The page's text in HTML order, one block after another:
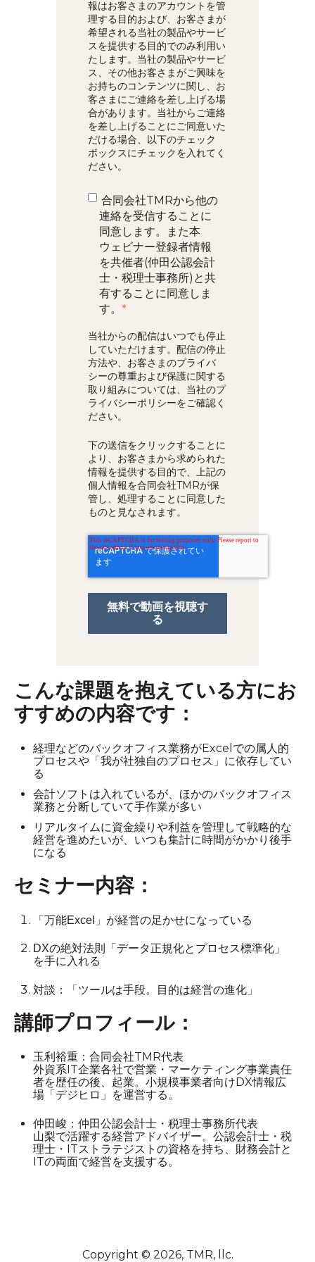
報はお客さまのアカウントを管
理する目的および、お客さまが
希望される当社の製品やサービ
スを提供する目的でのみ利用い
たします。当社の製品やサービ
ス、その他お客さまがご興味を
お持ちのコンテンツに関し、お
客さまにご連絡を差し上げる場
合があります。当社からご連絡
を差し上げることにご同意いた
だける場合、以下のチェック
ボックスにチェックを入れてく
ださい。
合同会社TMRから他の
連絡を受信することに
同意します。また本
ウェビナー登録者情報
を共催者(仲田公認会計
士・税理士事務所)と共
有することに同意しま
す。 *
当社からの配信はいつでも停止
していただけます。配信の停止
方法や、お客さまのプライバ
シーの尊重および保護に関する
取り組みについては、当社のプ
ライバシーポリシーをご確認く
ださい。
下の送信をクリックすることに
より、お客さまから求められた
情報を提供する目的で、上記の
個人情報を合同会社TMRが保
管し、処理することに同意した
ものと見なされます。
こんな課題を抱えている方にお
すすめの内容です：
経理などのバックオフィス業務がExcelでの属人的
プロセスや「我が社独自のプロセス」に依存してい
る
会計ソフトは入れているが、ほかのバックオフィス
業務と分断していて手作業が多い
リアルタイムに資金繰りや利益を管理して戦略的な
経営を進めたいが、いつも集計に時間がかかり後手
になる
セミナー内容：
「万能Excel」が経営の足かせになっている
DXの絶対法則「データ正規化とプロセス標準化」
を手に入れる
対談：「ツールは手段。目的は経営の進化」
講師プロフィール：
玉利裕重：合同会社TMR代表
外資系IT企業各社で営業・マーケティング事業責任
者を歴任の後、起業。小規模事業者向けDX情報広
場「デジヒロ」を運営する。
仲田峻：仲田公認会計士・税理士事務所代表
山梨で活躍する経営アドバイザー。公認会計士・税
理士・ITストラテジストの資格を持ち、財務会計と
ITの両面で経営を支援する。
Copyright © 2026, TMR, llc.